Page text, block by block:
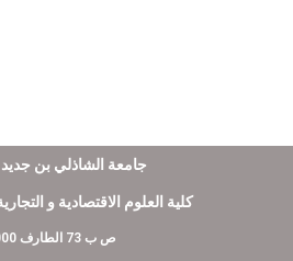
جامعة الشاذلي بن
كلية العلوم الاقتصادية و
ص ب 73 الطارف 36000